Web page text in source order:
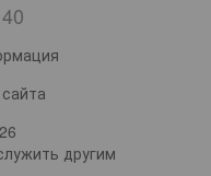
другим